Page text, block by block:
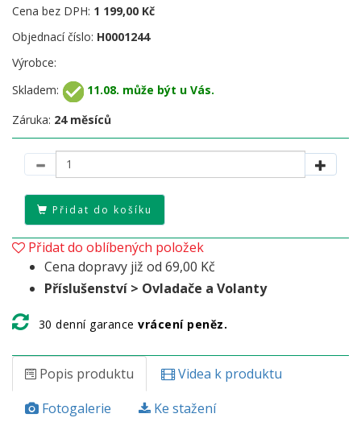
Cena bez DPH: 1 199,00 Kč
Objednací číslo: H0001244
Výrobce:
Skladem:
11.08. může být u Vás.
Záruka: 24 měsíců
Přidat do košíku
Přidat do oblíbených položek
Cena dopravy již od 69,00 Kč
Příslušenství > Ovladače a Volanty
30 denní garance vrácení peněz.
Popis produktu
Videa k produktu
Fotogalerie
Ke stažení